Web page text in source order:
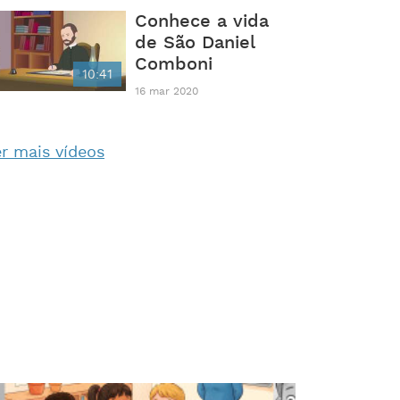
10:41
Conhece a vida
de São Daniel
Comboni
16 mar 2020
mais vídeos